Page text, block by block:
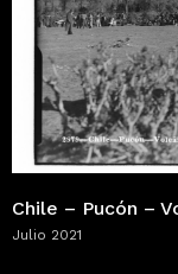
Chile – Pucón –
Julio 2021